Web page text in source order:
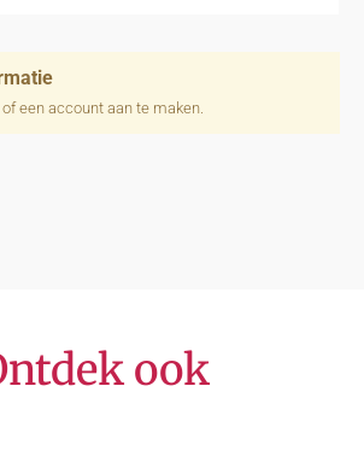
een account aan te maken.
ook